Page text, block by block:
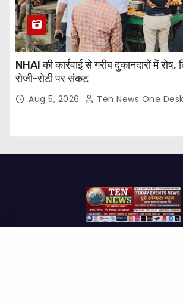
NHAI की कार्रवाई से गरीब दुकानदारों में
रोजी-रोटी पर संकट
Aug 5, 2026 Ten News One Desk